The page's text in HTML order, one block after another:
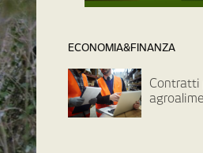
ECONOMIA&FINANZA
Contratti